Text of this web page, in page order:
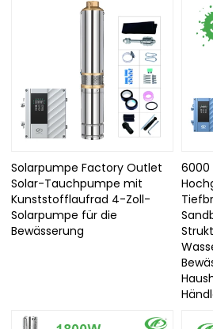
Solarpumpe Factory Outlet
Solar-Tauchpumpe mit
Kunststofflaufrad 4-Zoll-
Solarpumpe für die
Bewässerung
6000